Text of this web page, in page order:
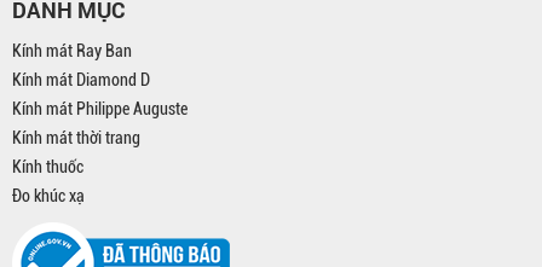
DANH MỤC
Kính mát Ray Ban
Kính mát Diamond D
Kính mát Philippe Auguste
Kính mát thời trang
Kính thuốc
Đo khúc xạ